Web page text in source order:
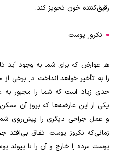
رقیق‌کننده خون تجویز کند.
نکروز پوست
هر عوارض که برای شما به وجود آید
را به تأخیر خواهد انداخت در برخی از
حدی زیاد است که شما را مجبور به
یکی از این عارضه‌ها که بروز آن
و عمل جراحی دیگری را پیش‌روی
زمانی‌که نکروز پوست اتفاق بی‌افتد
پوست مرده را خارج و آن را با پیوند